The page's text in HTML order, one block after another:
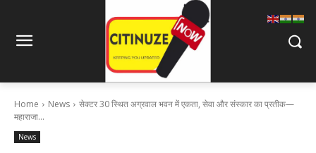
Home News
सेक्टर 30 स्थित अग्रवाल भवन में एकता, सेवा और संस्कार का प्रतीक—
महाराजा...
News